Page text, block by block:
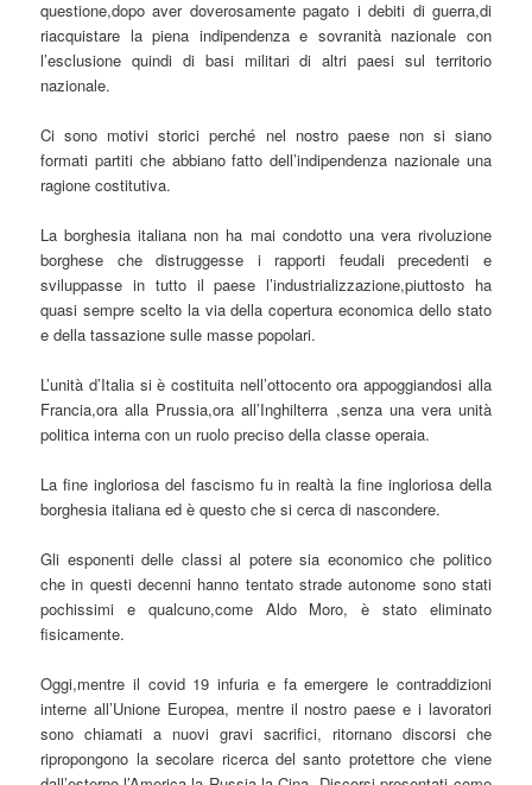
questione,dopo aver doverosamente pagato i debiti di guerra,di
riacquistare la piena indipendenza e sovranità nazionale con
l’esclusione quindi di basi militari di altri paesi sul territorio
nazionale.
Ci sono motivi storici perché nel nostro paese non si siano
formati partiti che abbiano fatto dell’indipendenza nazionale una
ragione costitutiva.
La borghesia italiana non ha mai condotto una vera rivoluzione
borghese che distruggesse i rapporti feudali precedenti e
sviluppasse in tutto il paese l’industrializzazione,piuttosto ha
quasi sempre scelto la via della copertura economica dello stato
e della tassazione sulle masse popolari.
L’unità d’Italia si è costituita nell’ottocento ora appoggiandosi alla
Francia,ora alla Prussia,ora all’Inghilterra ,senza una vera unità
politica interna con un ruolo preciso della classe operaia.
La fine ingloriosa del fascismo fu in realtà la fine ingloriosa della
borghesia italiana ed è questo che si cerca di nascondere.
Gli esponenti delle classi al potere sia economico che politico
che in questi decenni hanno tentato strade autonome sono stati
pochissimi e qualcuno,come Aldo Moro, è stato eliminato
fisicamente.
Oggi,mentre il covid 19 infuria e fa emergere le contraddizioni
interne all’Unione Europea, mentre il nostro paese e i lavoratori
sono chiamati a nuovi gravi sacrifici, ritornano discorsi che
ripropongono la secolare ricerca del santo protettore che viene